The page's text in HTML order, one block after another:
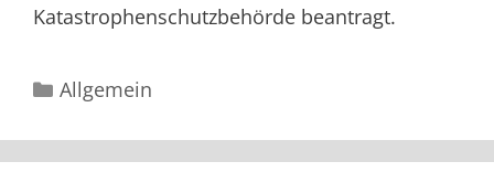
Katastrophenschutzbehörde beantragt.
Kategorien
Allgemein